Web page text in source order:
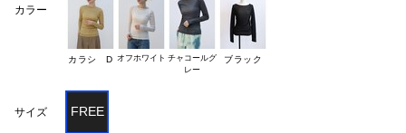
カラー
カラシ D オフホワイト チャコールグ
ブラック
サイズ FREE